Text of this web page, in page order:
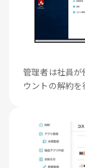
管理者は社員
ウントの解約を